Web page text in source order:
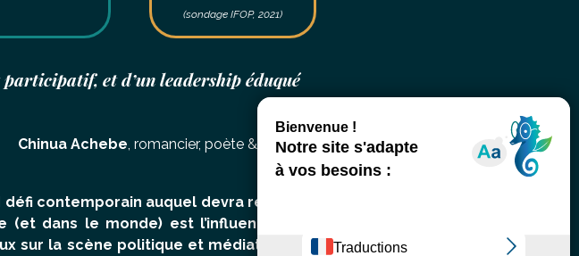
(sondage IFOP, 2021)
et d’un leadership éduqué
Chinua Achebe , romancier, poète & critique nigérian
contemporain auquel devra répondre
(et dans le monde) est l’influence et la
sur la scène politique et médiatique.
En